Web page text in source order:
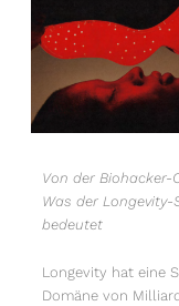
Von der
Was der
bedeutet
Longevity hat eine
Domäne von